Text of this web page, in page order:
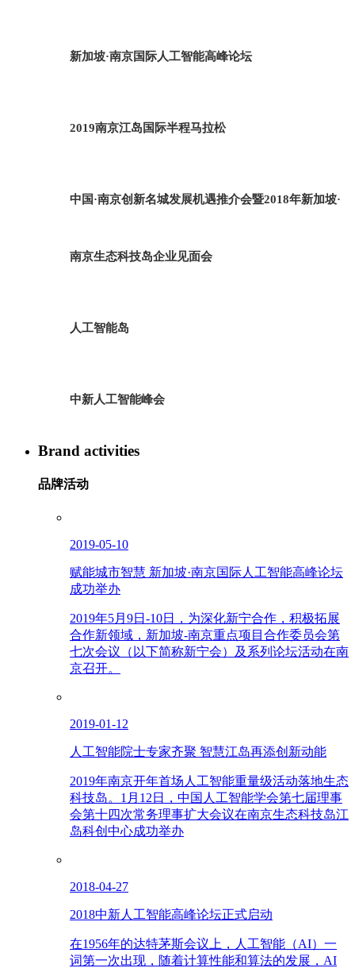
新加坡·南京国际人工智能高峰论坛
2019南京江岛国际半程马拉松
中国·南京创新名城发展机遇推介会暨2018年新加坡·
南京生态科技岛企业见面会
人工智能岛
中新人工智能峰会
Brand activities
品牌活动
2019-05-10
赋能城市智慧 新加坡·南京国际人工智能高峰论坛
成功举办
2019年5月9日-10日，为深化新宁合作，积极拓展
合作新领域，新加坡-南京重点项目合作委员会第
七次会议（以下简称新宁会）及系列论坛活动在南
京召开。
2019-01-12
人工智能院士专家齐聚 智慧江岛再添创新动能
2019年南京开年首场人工智能重量级活动落地生态
科技岛。1月12日，中国人工智能学会第七届理事
会第十四次常务理事扩大会议在南京生态科技岛江
岛科创中心成功举办
2018-04-27
2018中新人工智能高峰论坛正式启动
在1956年的达特茅斯会议上，人工智能（AI）一
词第一次出现，随着计算性能和算法的发展，AI